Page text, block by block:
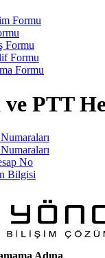
Formu
Formu
Formu
Formu
PTT
No
Bilgisi